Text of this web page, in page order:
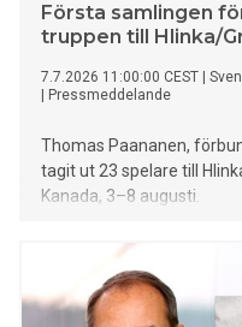
Första samlingen
truppen till Hlinka/
7.7.2026 11:00:00 CEST
Pressmeddelande
Thomas Paananen,
tagit ut 23 spelare till
Kanada, 3–8 augusti.